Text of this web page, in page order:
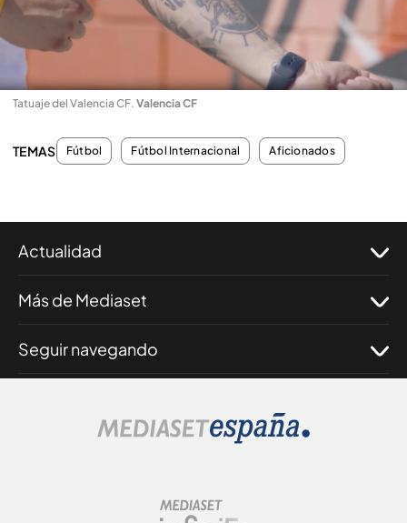
Tatuaje del Valencia CF. Valencia CF
TEMAS Fútbol Fútbol Internacional Aficionados
Actualidad
Más de Mediaset
Seguir navegando